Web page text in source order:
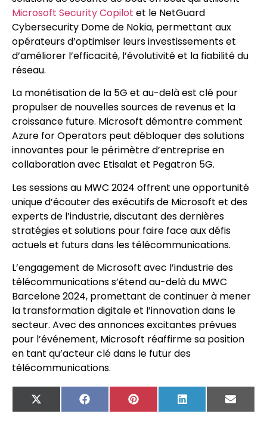
Microsoft Security Copilot et le NetGuard
Cybersecurity Dome de Nokia, permettant aux
opérateurs d’optimiser leurs investissements et
d’améliorer l’efficacité, l’évolutivité et la fiabilité du
réseau.
La monétisation de la 5G et au-delà est clé pour
propulser de nouvelles sources de revenus et la
croissance future. Microsoft démontre comment
Azure for Operators peut débloquer des solutions
innovantes pour le périmètre d’entreprise en
collaboration avec Etisalat et Pegatron 5G.
Les sessions au MWC 2024 offrent une opportunité
unique d’écouter des exécutifs de Microsoft et des
experts de l’industrie, discutant des dernières
stratégies et solutions pour faire face aux défis
actuels et futurs dans les télécommunications.
L’engagement de Microsoft avec l’industrie des
télécommunications s’étend au-delà du MWC
Barcelone 2024, promettant de continuer à mener
la transformation digitale et l’innovation dans le
secteur. Avec des annonces excitantes prévues
pour l’événement, Microsoft réaffirme sa position
en tant qu’acteur clé dans le futur des
télécommunications.
X
(Twitter)
FacebookPinterest LinkedIn Email